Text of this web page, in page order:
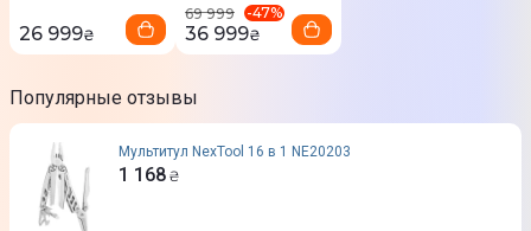
26 999₴
69 999 -47%
36 999₴
Популярные отзывы
Мультитул NexTool 16 в 1 NE20203
1 168 ₴